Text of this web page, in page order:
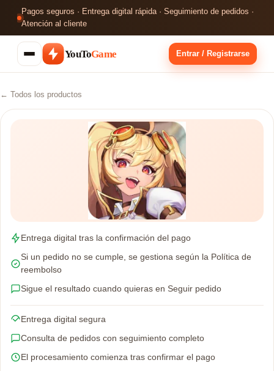
Pagos seguros · Entrega digital rápida · Seguimiento de pedidos ·
Atención al cliente
YouToGame Entrar / Registrarse
← Todos los productos
Entrega digital tras la confirmación del pago
Si un pedido no se cumple, se gestiona según la Política de
reembolso
Sigue el resultado cuando quieras en Seguir pedido
Entrega digital segura
Consulta de pedidos con seguimiento completo
El procesamiento comienza tras confirmar el pago